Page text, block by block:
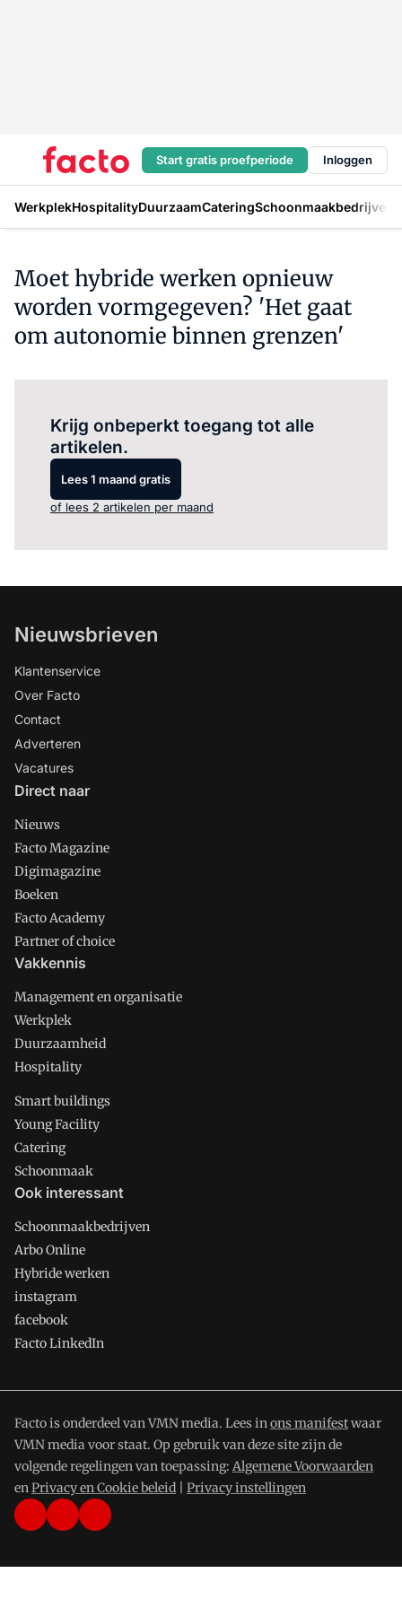
Start gratis proefperiode Inloggen
WerkplekHospitalityDuurzaamCateringSchoonmaakbedrijven
Moet hybride werken opnieuw
worden vormgegeven? 'Het gaat
om autonomie binnen grenzen'
Krijg onbeperkt toegang tot alle
artikelen.
Lees 1 maand gratis
of lees 2 artikelen per maand
Nieuwsbrieven
Klantenservice
Over Facto
Contact
Adverteren
Vacatures
Direct naar
Nieuws
Facto Magazine
Digimagazine
Boeken
Facto Academy
Partner of choice
Vakkennis
Management en organisatie
Werkplek
Duurzaamheid
Hospitality
Smart buildings
Young Facility
Catering
Schoonmaak
Ook interessant
Schoonmaakbedrijven
Arbo Online
Hybride werken
instagram
facebook
Facto LinkedIn
Facto is onderdeel van VMN media. Lees inons manifestwaar
VMN media voor staat. Op gebruik van deze site zijn de
volgende regelingen van toepassing: Algemene Voorwaarden
enPrivacy en Cookie beleid Privacy instellingen